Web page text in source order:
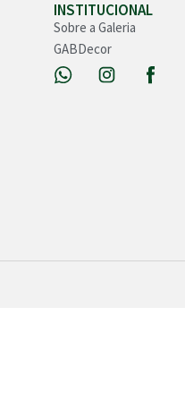
INSTITUCIONAL
Sobre a Galeria
GABDecor